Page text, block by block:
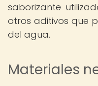
saborizante
otros aditivos que
del agua.
Materiales